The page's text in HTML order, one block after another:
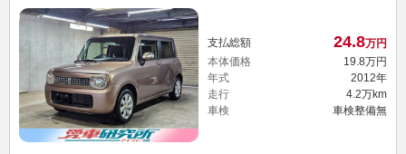
支払総額 24.8万円
本体価格
19. 8万円
年式
2012年
走行
4.2万km
車検
車検整備無